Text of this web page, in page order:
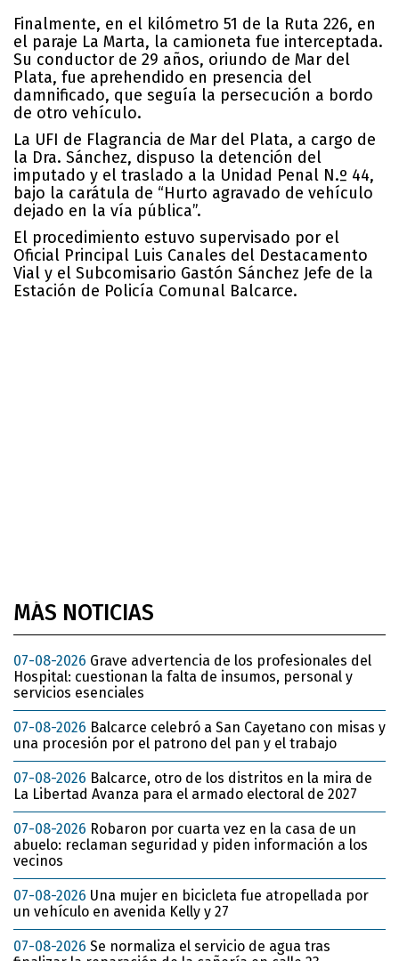
Finalmente, en el kilómetro 51 de la Ruta 226, en
el paraje La Marta, la camioneta fue interceptada.
Su conductor de 29 años, oriundo de Mar del
Plata, fue aprehendido en presencia del
damnificado, que seguía la persecución a bordo
de otro vehículo.
La UFI de Flagrancia de Mar del Plata, a cargo de
la Dra. Sánchez, dispuso la detención del
imputado y el traslado a la Unidad Penal N.º 44,
bajo la carátula de “Hurto agravado de vehículo
dejado en la vía pública”.
El procedimiento estuvo supervisado por el
Oficial Principal Luis Canales del Destacamento
Vial y el Subcomisario Gastón Sánchez Jefe de la
Estación de Policía Comunal Balcarce.
MÁS NOTICIAS
07-08-2026 Grave advertencia de los profesionales del
Hospital: cuestionan la falta de insumos, personal y
servicios esenciales
07-08-2026 Balcarce celebró a San Cayetano con misas y
una procesión por el patrono del pan y el trabajo
07-08-2026 Balcarce, otro de los distritos en la mira de
La Libertad Avanza para el armado electoral de 2027
07-08-2026 Robaron por cuarta vez en la casa de un
abuelo: reclaman seguridad y piden información a los
vecinos
07-08-2026 Una mujer en bicicleta fue atropellada por
un vehículo en avenida Kelly y 27
07-08-2026 Se normaliza el servicio de agua tras